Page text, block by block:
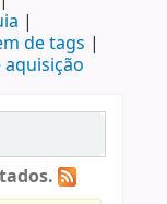
de tags
aquisição